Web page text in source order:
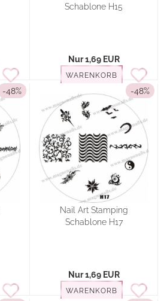
Schablone H15
Nur 1,69 EUR
WARENKORB
-48% -48%
Nail Art Stamping
Schablone H17
Nur 1,69 EUR
WARENKORB